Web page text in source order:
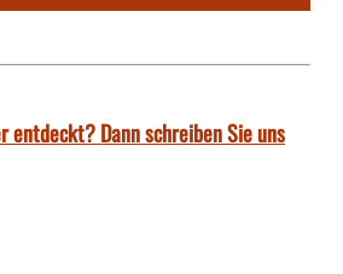
entdeckt? Dann schreiben Sie uns